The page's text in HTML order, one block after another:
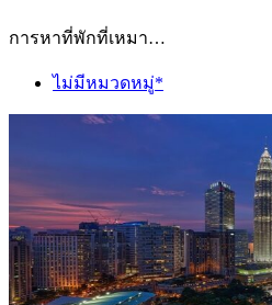
การหาที่พักที่เหมา…
ไม่มีหมวดหมู่*